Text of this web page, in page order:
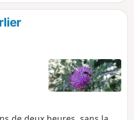
la grande route et